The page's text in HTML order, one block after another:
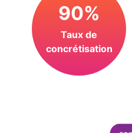
90%
Taux de
concrétisation